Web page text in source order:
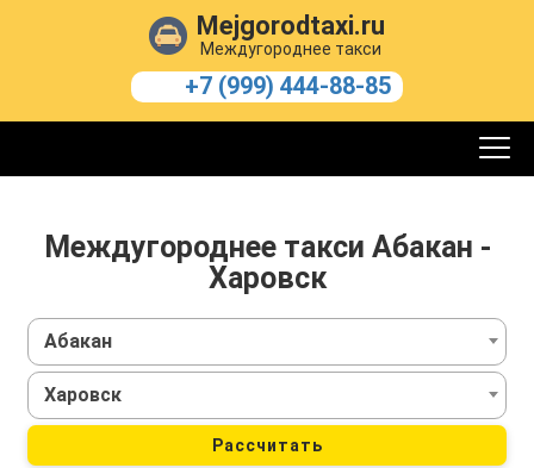
Mejgorodtaxi.ru
Междугороднее такси
+7 (999) 444-88-85
Междугороднее такси Абакан -
Харовск
Абакан
Харовск
Рассчитать